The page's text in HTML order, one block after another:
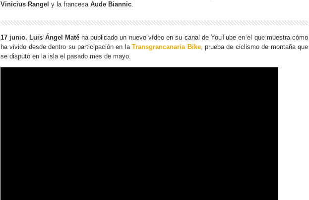
Vinicius Rangel y la francesa Aude Biannic.
17 junio. Luis Ángel Matéha publicado un nuevo vídeo en su canal de YouTube en el que muestra cómo
ha vivido desde dentro su participación en laTransgrancanaria Bike, prueba de ciclismo de montaña que
se disputó en la isla el pasado mes de mayo.